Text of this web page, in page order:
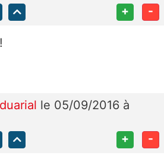
+ -
le 05/09/2016 à
+ -